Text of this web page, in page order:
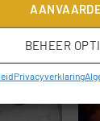
BEHEER
Privacyverklaring
€